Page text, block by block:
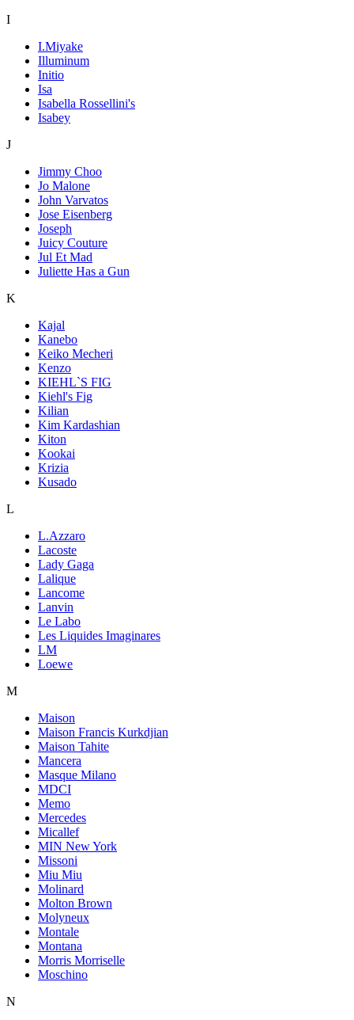
I
I.Miyake
Illuminum
Initio
Isa
Isabella Rossellini's
Isabey
J
Jimmy Choo
Jo Malone
John Varvatos
Jose Eisenberg
Joseph
Juicy Couture
Jul Et Mad
Juliette Has a Gun
K
Kajal
Kanebo
Keiko Mecheri
Kenzo
KIEHL`S FIG
Kiehl's Fig
Kilian
Kim Kardashian
Kiton
Kookai
Krizia
Kusado
L
L.Azzaro
Lacoste
Lady Gaga
Lalique
Lancome
Lanvin
Le Labo
Les Liquides Imaginares
LM
Loewe
M
Maison
Maison Francis Kurkdjian
Maison Tahite
Mancera
Masque Milano
MDCI
Memo
Mercedes
Micallef
MIN New York
Missoni
Miu Miu
Molinard
Molton Brown
Molyneux
Montale
Montana
Morris Morriselle
Moschino
N